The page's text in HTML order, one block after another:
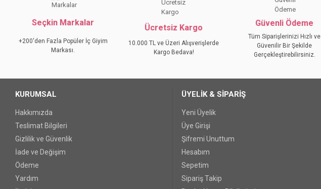
Ürün resmi kalitesiz, bozuk veya görüntülenemiyor.
Ürün açıklamasında eksik bilgiler bulunuyor.
Ürün bilgilerinde hatalar bulunuyor.
Ürün fiyatı diğer sitelerden daha pahalı.
Seçkin Markalar
+200'den Fazla Popüler İç Giyim
Markası.
Ücretsiz Kargo
10.000 TL ve Üzeri Alışverişlerde
Kargo Bedava!
Güvenli Ödeme
Tüm Siparişlerinizi Hızlı ve
Güvenilir Bir Şekilde
Gerçekleştirebilirsiniz.
KURUMSAL
Hakkımızda
Teslimat Bilgileri
Gizlilik ve Güvenlik
İade ve Değişim
Ödeme
Yardım
ÜYELİK & SİPARİŞ
Yeni Üyelik
Üye Girişi
Şifremi Unuttum
Hesabım
Sepetim
Sipariş Takip